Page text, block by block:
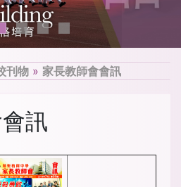
刊物 » 家長教師會會訊
訊